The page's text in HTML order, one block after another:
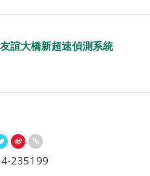
友誼大橋新超速偵測系統
235199